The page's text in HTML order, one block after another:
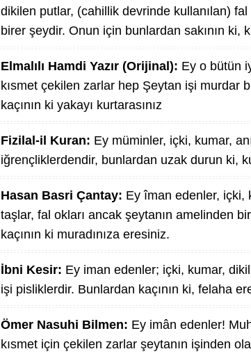
dikilen putlar, (cahillik devrinde kullanılan)
birer şeydir. Onun için bunlardan sakının ki,
Elmalılı Hamdi Yazır (Orijinal): Ey o bütün
kısmet çekilen zarlar hep Şeytan işi murdar
kaçının ki yakayı kurtarasınız
Fizilal-il Kuran: Ey müminler, içki, kumar,
iğrençliklerdendir, bunlardan uzak durun ki,
Hasan Basri Çantay: Ey îman edenler, içki,
taşlar, fal okları ancak şeytanın amelinden
kaçının ki muradınıza eresiniz.
İbni Kesir: Ey iman edenler; içki, kumar,
işi pisliklerdir. Bunlardan kaçının ki, felaha
Ömer Nasuhi Bilmen: Ey imân edenler!
kısmet için çekilen zarlar şeytanın işinden